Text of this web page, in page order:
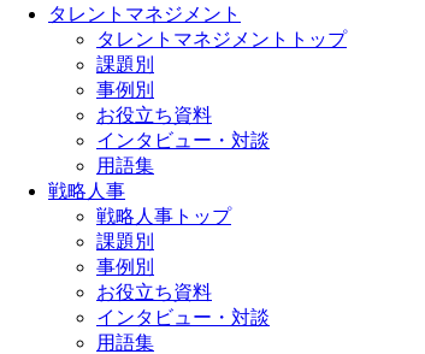
タレントマネジメント
タレントマネジメントトップ
課題別
事例別
お役立ち資料
インタビュー・対談
用語集
戦略人事
戦略人事トップ
課題別
事例別
お役立ち資料
インタビュー・対談
用語集